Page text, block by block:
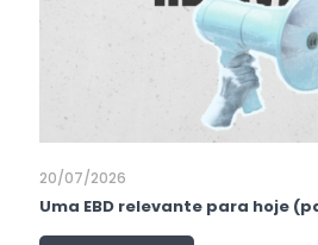
20/07/2026
Uma EBD relevante para hoje